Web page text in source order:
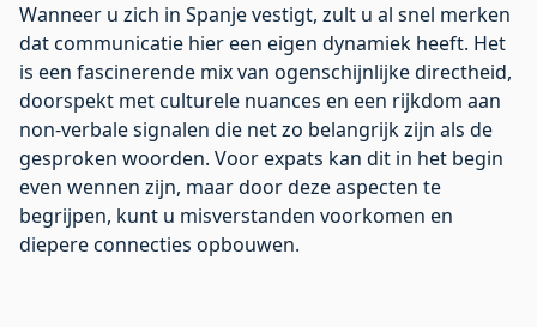
Wanneer u zich in Spanje vestigt, zult u al snel merken
dat communicatie hier een eigen dynamiek heeft. Het
is een fascinerende mix van ogenschijnlijke directheid,
doorspekt met culturele nuances en een rijkdom aan
non-verbale signalen die net zo belangrijk zijn als de
gesproken woorden. Voor expats kan dit in het begin
even wennen zijn, maar door deze aspecten te
begrijpen, kunt u misverstanden voorkomen en
diepere connecties opbouwen.